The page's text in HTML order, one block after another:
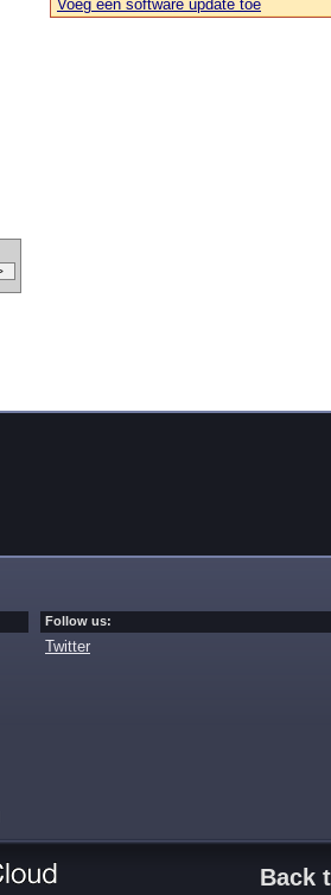
Voeg een software update toe
Follow us:
Twitter
Back